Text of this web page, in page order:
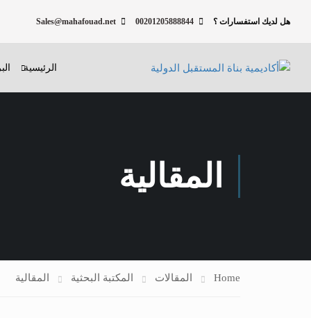
هل لديك استفسارات ؟ 00201205888844
Sales@mahafouad.net
الرئيسية
المقالية
Home المقالات المكتبة البحثية المقالية